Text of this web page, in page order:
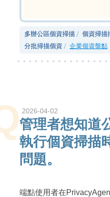
多辦公區個資掃描 個資掃描
分批掃描個資
企業個資盤點
2026-04-02
管理者想知道
執行個資掃描
問題。
端點使用者在